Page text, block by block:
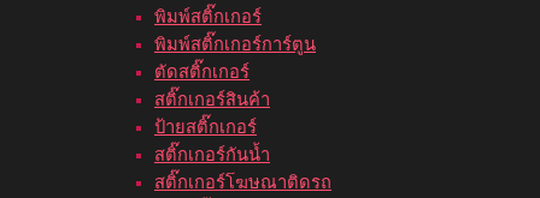
พิมพ์สติ๊กเกอร์
พิมพ์สติ๊กเกอร์การ์ตูน
ตัดสติ๊กเกอร์
สติ๊กเกอร์สินค้า
ป้ายสติ๊กเกอร์
สติ๊กเกอร์กันน้ำ
สติ๊กเกอร์โฆษณาติดรถ